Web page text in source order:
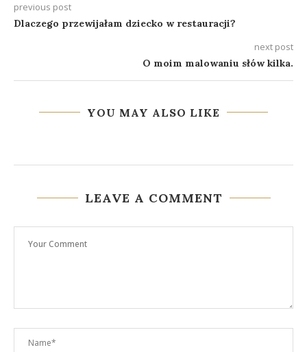
previous post
Dlaczego przewijałam dziecko w restauracji?
next post
O moim malowaniu słów kilka.
YOU MAY ALSO LIKE
LEAVE A COMMENT